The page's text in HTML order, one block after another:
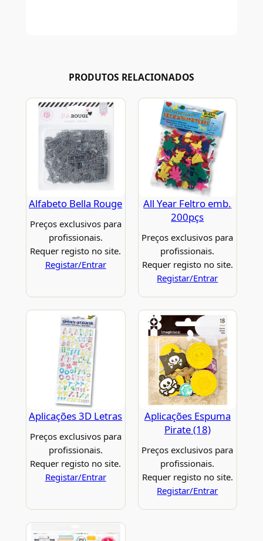
PRODUTOS RELACIONADOS
Alfabeto Bella Rouge
Preços exclusivos para
profissionais.
Requer registo no site.
Registar/Entrar
All Year Feltro emb.
200pçs
Preços exclusivos para
profissionais.
Requer registo no site.
Registar/Entrar
Aplicações 3D Letras
Preços exclusivos para
profissionais.
Requer registo no site.
Registar/Entrar
Aplicações Espuma
Pirate (18)
Preços exclusivos para
profissionais.
Requer registo no site.
Registar/Entrar